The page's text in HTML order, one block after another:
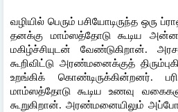
வழியில் பெரும் பசியோடிருந்த
தனக்கு மாம்ஸத்தோடு கூடிய
மகிழ்ச்சியுடன் வேண்டுகிறான்.
கூறிவிட்டு அரண்மனைக்குத்
உறங்கிக் கொண்டிருக்கின்றனர்.
மாம்ஸத்தோடு கூடிய உணவு
கூறுகிறான். அரண்மனையிலும்